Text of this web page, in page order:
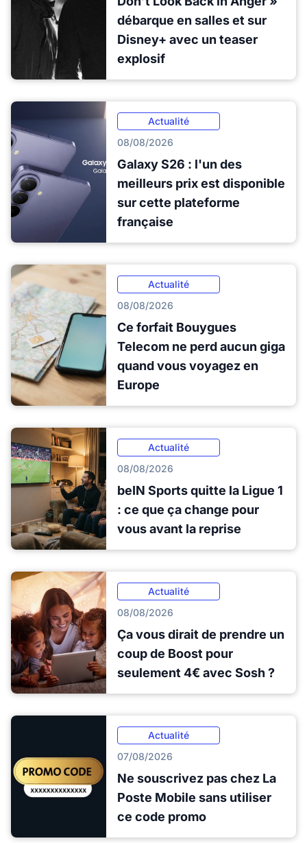
débarque en salles et sur
Disney+ avec un teaser
explosif
Actualité
08/08/2026
Galaxy S26 : l'un des
meilleurs prix est disponible
sur cette plateforme
française
Actualité
08/08/2026
Ce forfait Bouygues
Telecom ne perd aucun giga
quand vous voyagez en
Europe
Actualité
08/08/2026
beIN Sports quitte la Ligue 1
: ce que ça change pour
vous avant la reprise
Actualité
08/08/2026
Ça vous dirait de prendre un
coup de Boost pour
seulement 4€ avec Sosh ?
Actualité
07/08/2026
Ne souscrivez pas chez La
Poste Mobile sans utiliser
ce code promo